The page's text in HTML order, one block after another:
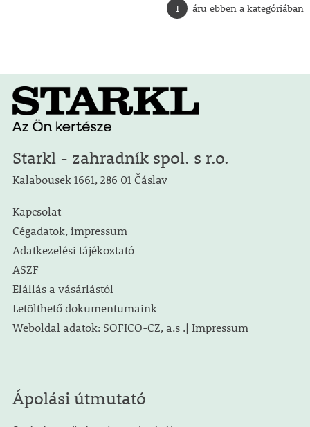
1 áru ebben a kategóriában
Starkl - zahradník spol. s r.o.
Kalabousek 1661, 286 01 Čáslav
Kapcsolat
Cégadatok, impressum
Adatkezelési tájékoztató
ASZF
Elállás a vásárlástól
Letölthető dokumentumaink
Weboldal adatok: SOFICO-CZ, a.s .| Impressum
Ápolási útmutató